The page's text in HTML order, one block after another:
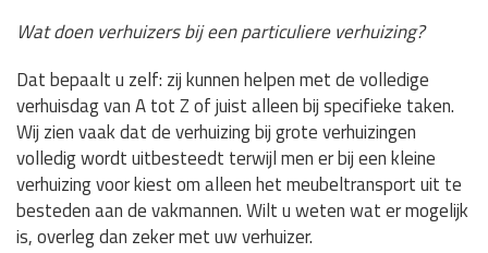
Wat doen verhuizers bij een particuliere verhuizing?
Dat bepaalt u zelf: zij kunnen helpen met de volledige
verhuisdag van A tot Z of juist alleen bij specifieke taken.
Wij zien vaak dat de verhuizing bij grote verhuizingen
volledig wordt uitbesteedt terwijl men er bij een kleine
verhuizing voor kiest om alleen het meubeltransport uit te
besteden aan de vakmannen. Wilt u weten wat er mogelijk
is, overleg dan zeker met uw verhuizer.